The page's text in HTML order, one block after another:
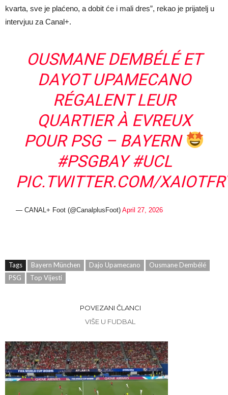
kvarta, sve je plaćeno, a dobit će i mali dres”, rekao je prijatelj u
intervjuu za Canal+.
OUSMANE DEMBÉLÉ ET
DAYOT UPAMECANO
RÉGALENT LEUR
QUARTIER À EVREUX
POUR PSG – BAYERN
#PSGBAY #UCL
PIC.TWITTER.COM/
— CANAL+ Foot (@CanalplusFoot)April 27, 2026
Tags Bayern München Dajo Upamecano
Ousmane Dembélé
PSG
Top Vijesti
POVEZANI ČLANCI
VIŠE U FUDBAL